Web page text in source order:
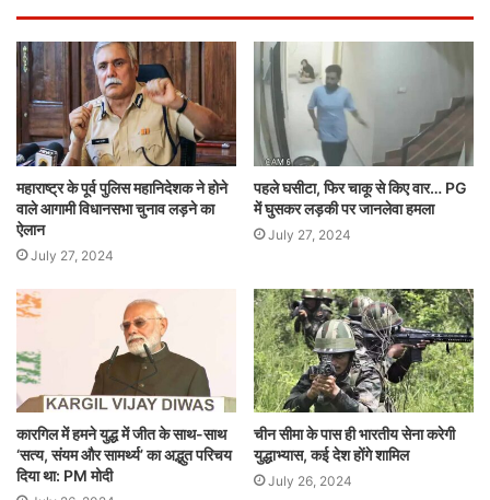
महाराष्ट्र के पूर्व पुलिस महानिदेशक ने होने
वाले आगामी विधानसभा चुनाव लड़ने का
ऐलान
July 27, 2024
पहले घसीटा, फिर चाकू से किए वार… PG
में घुसकर लड़की पर जानलेवा हमला
July 27, 2024
कारगिल में हमने युद्ध में जीत के साथ-साथ
‘सत्य, संयम और सामर्थ्य’ का अद्भुत परिचय
दिया था: PM मोदी
चीन सीमा के पास ही भारतीय सेना करेगी
युद्धाभ्यास, कई देश होंगे शामिल
July 26, 2024